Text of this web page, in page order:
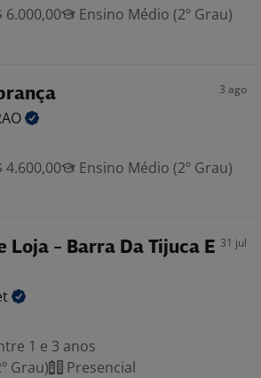
6.000,00
Ensino Médio (2º Grau)
3 ago
4.600,00
Ensino Médio (2º Grau)
Loja - Barra Da Tijuca E 31 jul
1 e 3 anos
Grau)
Presencial